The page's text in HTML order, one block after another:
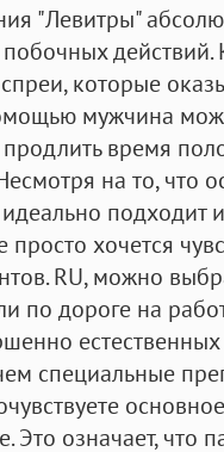
"Левитры"
спреи, которые
мужчина
время
на то, что
подходит
хочется
RU, можно
по дороге на
специальные
означает, что